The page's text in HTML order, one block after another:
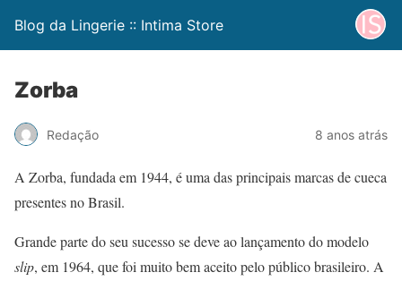
Blog da Lingerie :: Intima Store
Zorba
Redação 8 anos atrás
A Zorba, fundada em 1944, é uma das principais marcas de cueca
presentes no Brasil.
Grande parte do seu sucesso se deve ao lançamento do modelo
slip, em 1964, que foi muito bem aceito pelo público brasileiro. A